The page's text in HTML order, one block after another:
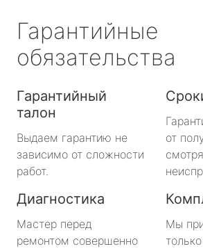
Гарантийные
обязательства
Гарантийный
талон
Выдаем гарантию не
зависимо от сложности
работ.
от
Диагностика
Мастер перед
ремонтом совершенно
Мы